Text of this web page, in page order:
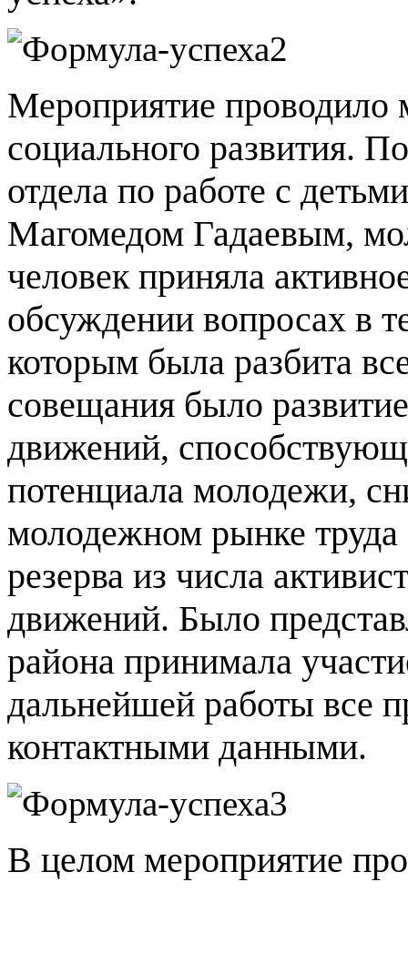
Мероприятие проводило
социального развития.
отдела по работе с
Магомедом Гадаевым,
человек приняла
обсуждении вопросах в
которым была разбита
совещания было
движений,
потенциала молодежи,
молодежном рынке труда
резерва из числа
движений. Было
района принимала
дальнейшей работы все
контактными данными.
В целом мероприятие